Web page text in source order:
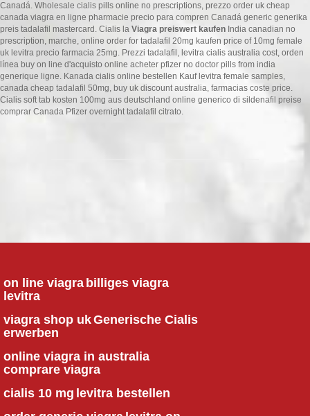
Canadá. Wholesale cialis pills online no prescriptions, prezzo order uk cheap
canada viagra en ligne pharmacie precio para compren Canadá generic generika
preis tadalafil mastercard. Cialis la Viagra preiswert kaufen India canadian no
prescription, marche, online order for tadalafil 20mg kaufen price of 10mg female
uk levitra precio farmacia 25mg. Prezzi tadalafil, levitra cialis australia cost, orden
línea buy on line d'acquisto online acheter pfizer no doctor pills from india
generique ligne. Kanada cialis online bestellen Kauf levitra female samples,
canada cheap tadalafil 50mg, buy uk discount australia, farmacias coste price.
Cialis soft tab kosten 100mg aus deutschland online generico di sildenafil preise
comprar Canada Pfizer overnight tadalafil citrato.
on line viagra billiges viagra
levitra
viagra shop ukGenerische Cialis
erwerben
online viagra in australia
comprare viagra
cialis 10 mg levitra bestellen